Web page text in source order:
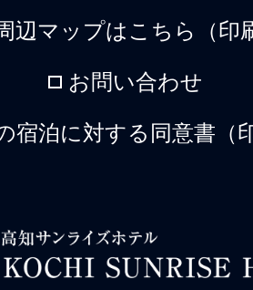
辺マップはこちら（印
お問い合わせ
宿泊に対する同意書（